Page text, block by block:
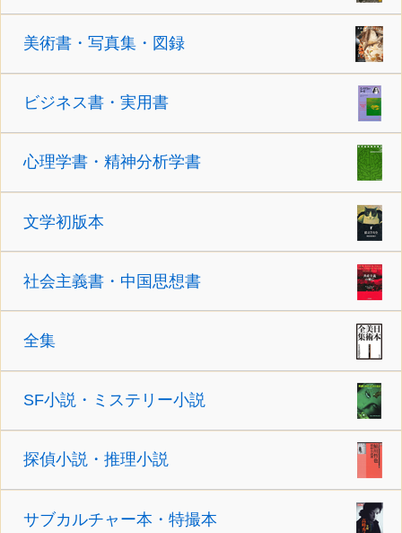
美術書・写真集・図録
ビジネス書・実用書
心理学書・精神分析学書
文学初版本
社会主義書・中国思想書
全集
SF小説・ミステリー小説
探偵小説・推理小説
サブカルチャー本・特撮本